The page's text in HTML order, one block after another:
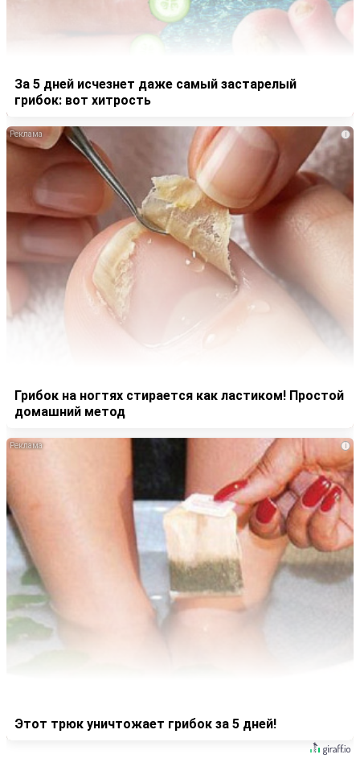
За 5 дней исчезнет даже самый застарелый
грибок: вот хитрость
i
Грибок на ногтях стирается как ластиком! Простой
домашний метод
i
Этот трюк уничтожает грибок за 5 дней!